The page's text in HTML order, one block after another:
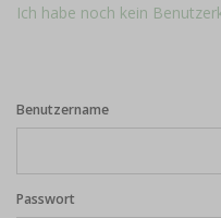
Ich habe noch kein
Benutzername
Passwort